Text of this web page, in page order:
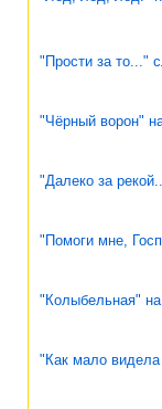
"Прости за то..."
"Чёрный ворон"
"Далеко за
"Помоги мне,
"Колыбельная"
"Как мало